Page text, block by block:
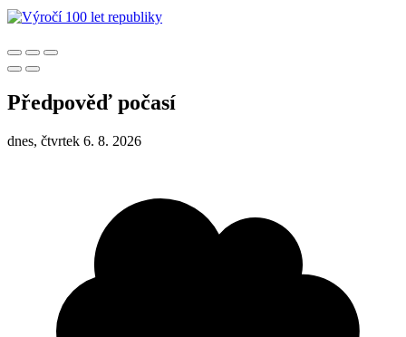
Předpověď počasí
dnes, čtvrtek 6. 8. 2026